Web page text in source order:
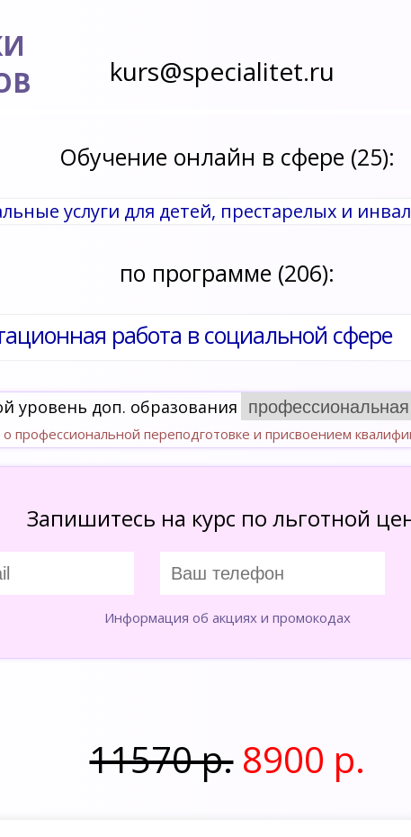
kurs@specialitet.ru
Обучение онлайн в сфере (25):
услуги для детей, престарелых и
по программе (206):
работа в социальной сфере
уровень доп. образования
профессиональной переподготовке и присвоением
Запишитесь на курс по льготной
Информация об акциях и промокодах
11570 р. 8900 р.